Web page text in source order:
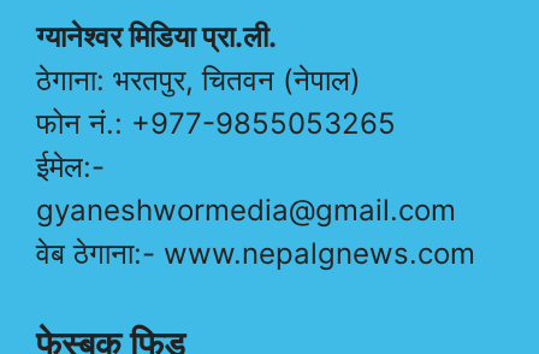
ग्यानेश्वर मिडिया प्रा.ली.
ठेगाना: भरतपुर, चितवन (नेपाल)
फोन नं.: +977-9855053265
ईमेल:-
gyaneshwormedia@gmail.com
वेब ठेगाना:- www.nepalgnews.com
फेस्बुक फिड